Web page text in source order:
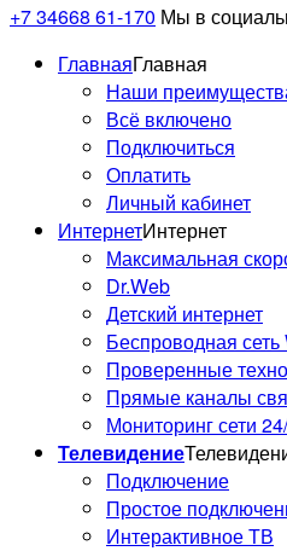
Изменения в сети вещания
телеканалов
+7 34668 61-170 Мы в
ГлавнаяГлавная
Наши
Всё включено
Подключиться
Оплатить
Личный кабинет
ИнтернетИнтернет
Максимальная
Dr.Web
Детский интернет
Беспроводная сеть
Проверенные
Прямые каналы
Мониторинг сети
Телевидение
Подключение
Простое
Интерактивное ТВ